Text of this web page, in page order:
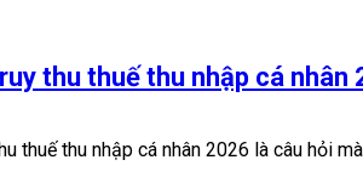
thu thuế thu nhập cá nhân
thuế thu nhập cá nhân 2026 là câu hỏi